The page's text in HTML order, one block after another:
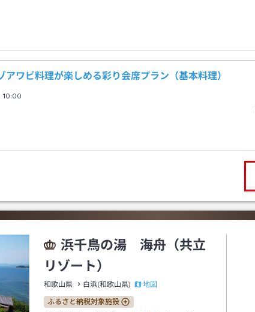
アワビ料理が楽しめる彩り会席プラン（基本料理）
10:00
浜千鳥の湯 海舟（共立
リゾート）
和歌山県 白浜(和歌山県) 地図
ふるさと納税対象施設